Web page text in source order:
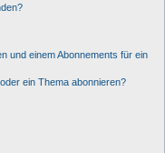
und einem Abonnements für ein
ein Thema abonnieren?